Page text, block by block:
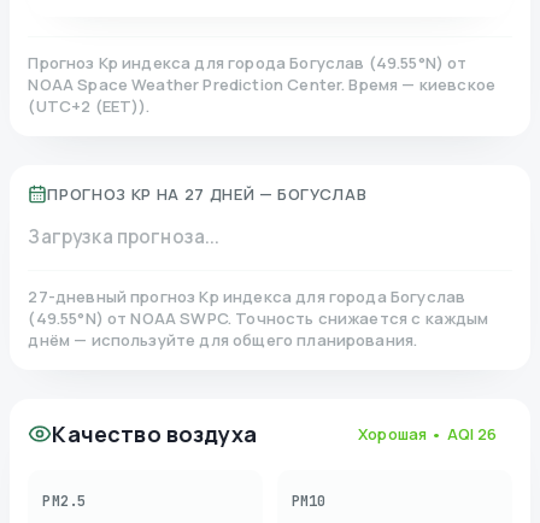
Прогноз Kp индекса для города Богуслав (49.55°N)от
NOAA Space Weather Prediction Center. Время — киевское
(UTC+2 (EET)).
ПРОГНОЗ KP НА 27 ДНЕЙ — БОГУСЛАВ
Загрузка прогноза...
27-дневный прогноз Kp индекса для города Богуслав
(49.55°N)от NOAA SWPC. Точность снижается с каждым
днём — используйте для общего планирования.
Качество воздуха Хорошая • AQI 26
PM2.5 PM10